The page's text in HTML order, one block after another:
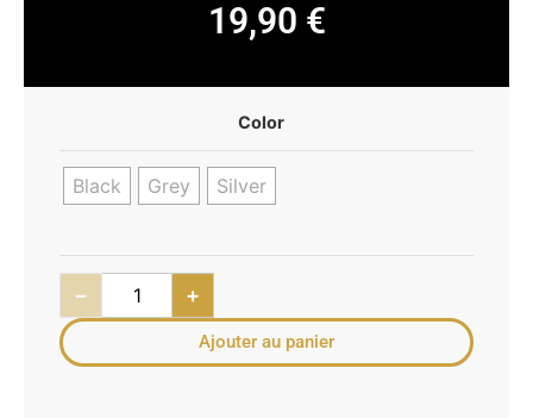
19,90 €
Color
Black Grey Silver
− +
Ajouter au panier